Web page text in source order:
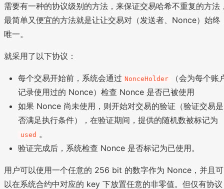
需要有一种的协议级别的方法，来保证交易哈希不重复的方法
最简单又便宜的方法就是让让交易对（发送者、Nonce）始终
唯一。
就采用了以下协议：
每个交易开始前，系统会通过 NonceHolder
（会为每个账
记录使用过的 Nonce）检查 Nonce 是否已被使用
如果 Nonce 尚未使用，则开始对交易的验证（验证交易是
否满足执行条件），在验证期间，提供的随机数被标记为
used 。
验证完成后，系统检查 Nonce 是否标记为已使用。
用户可以使用一个任意的 256 bit 的数字作为 Nonce，并且可
以在系统合约中对应的 key 下放置任意的非零值。但仅有协议